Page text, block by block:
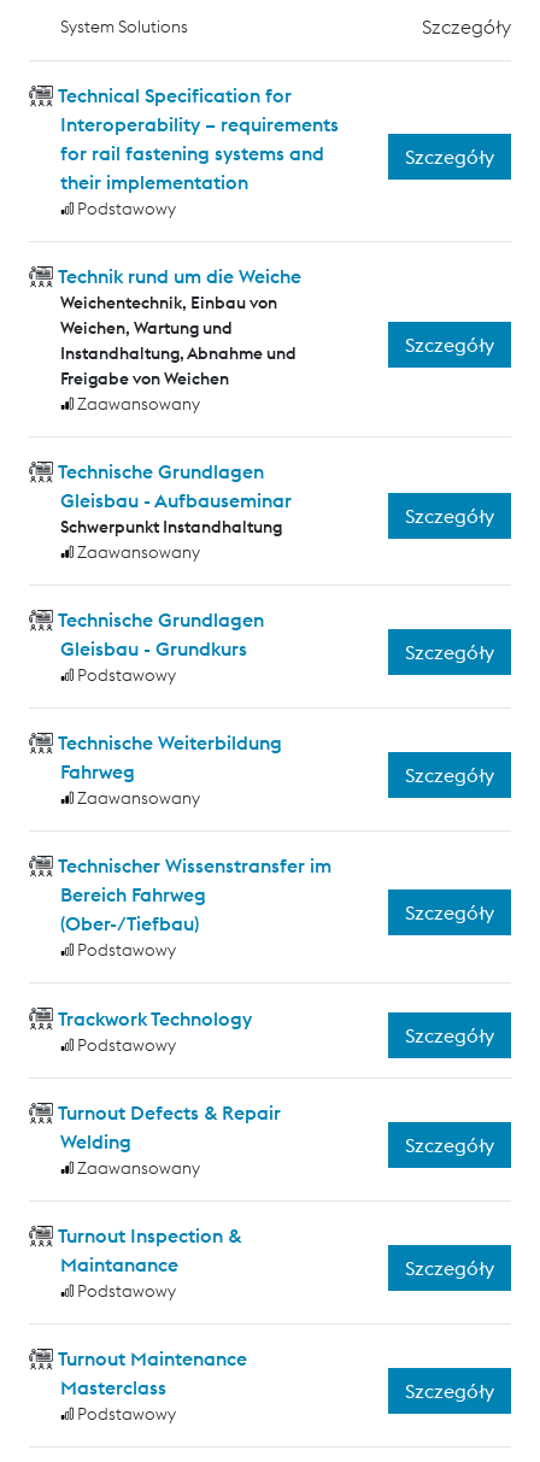
System Solutions Szczegóły
Technical Specification for
Interoperability – requirements
for rail fastening systems and
their implementation
Podstawowy
Szczegóły
Technik rund um die Weiche
Weichentechnik, Einbau von
Weichen, Wartung und
Instandhaltung, Abnahme und
Freigabe von Weichen
Zaawansowany
Szczegóły
Technische Grundlagen
Gleisbau - Aufbauseminar
Schwerpunkt Instandhaltung
Zaawansowany
Szczegóły
Technische Grundlagen
Gleisbau - Grundkurs
Podstawowy
Szczegóły
Technische Weiterbildung
Fahrweg
Zaawansowany
Szczegóły
Technischer Wissenstransfer im
Bereich Fahrweg
(Ober-/Tiefbau)
Podstawowy
Szczegóły
Trackwork Technology
Podstawowy Szczegóły
Turnout Defects & Repair
Welding
Zaawansowany
Szczegóły
Turnout Inspection &
Maintanance
Podstawowy
Szczegóły
Turnout Maintenance
Masterclass
Podstawowy
Szczegóły